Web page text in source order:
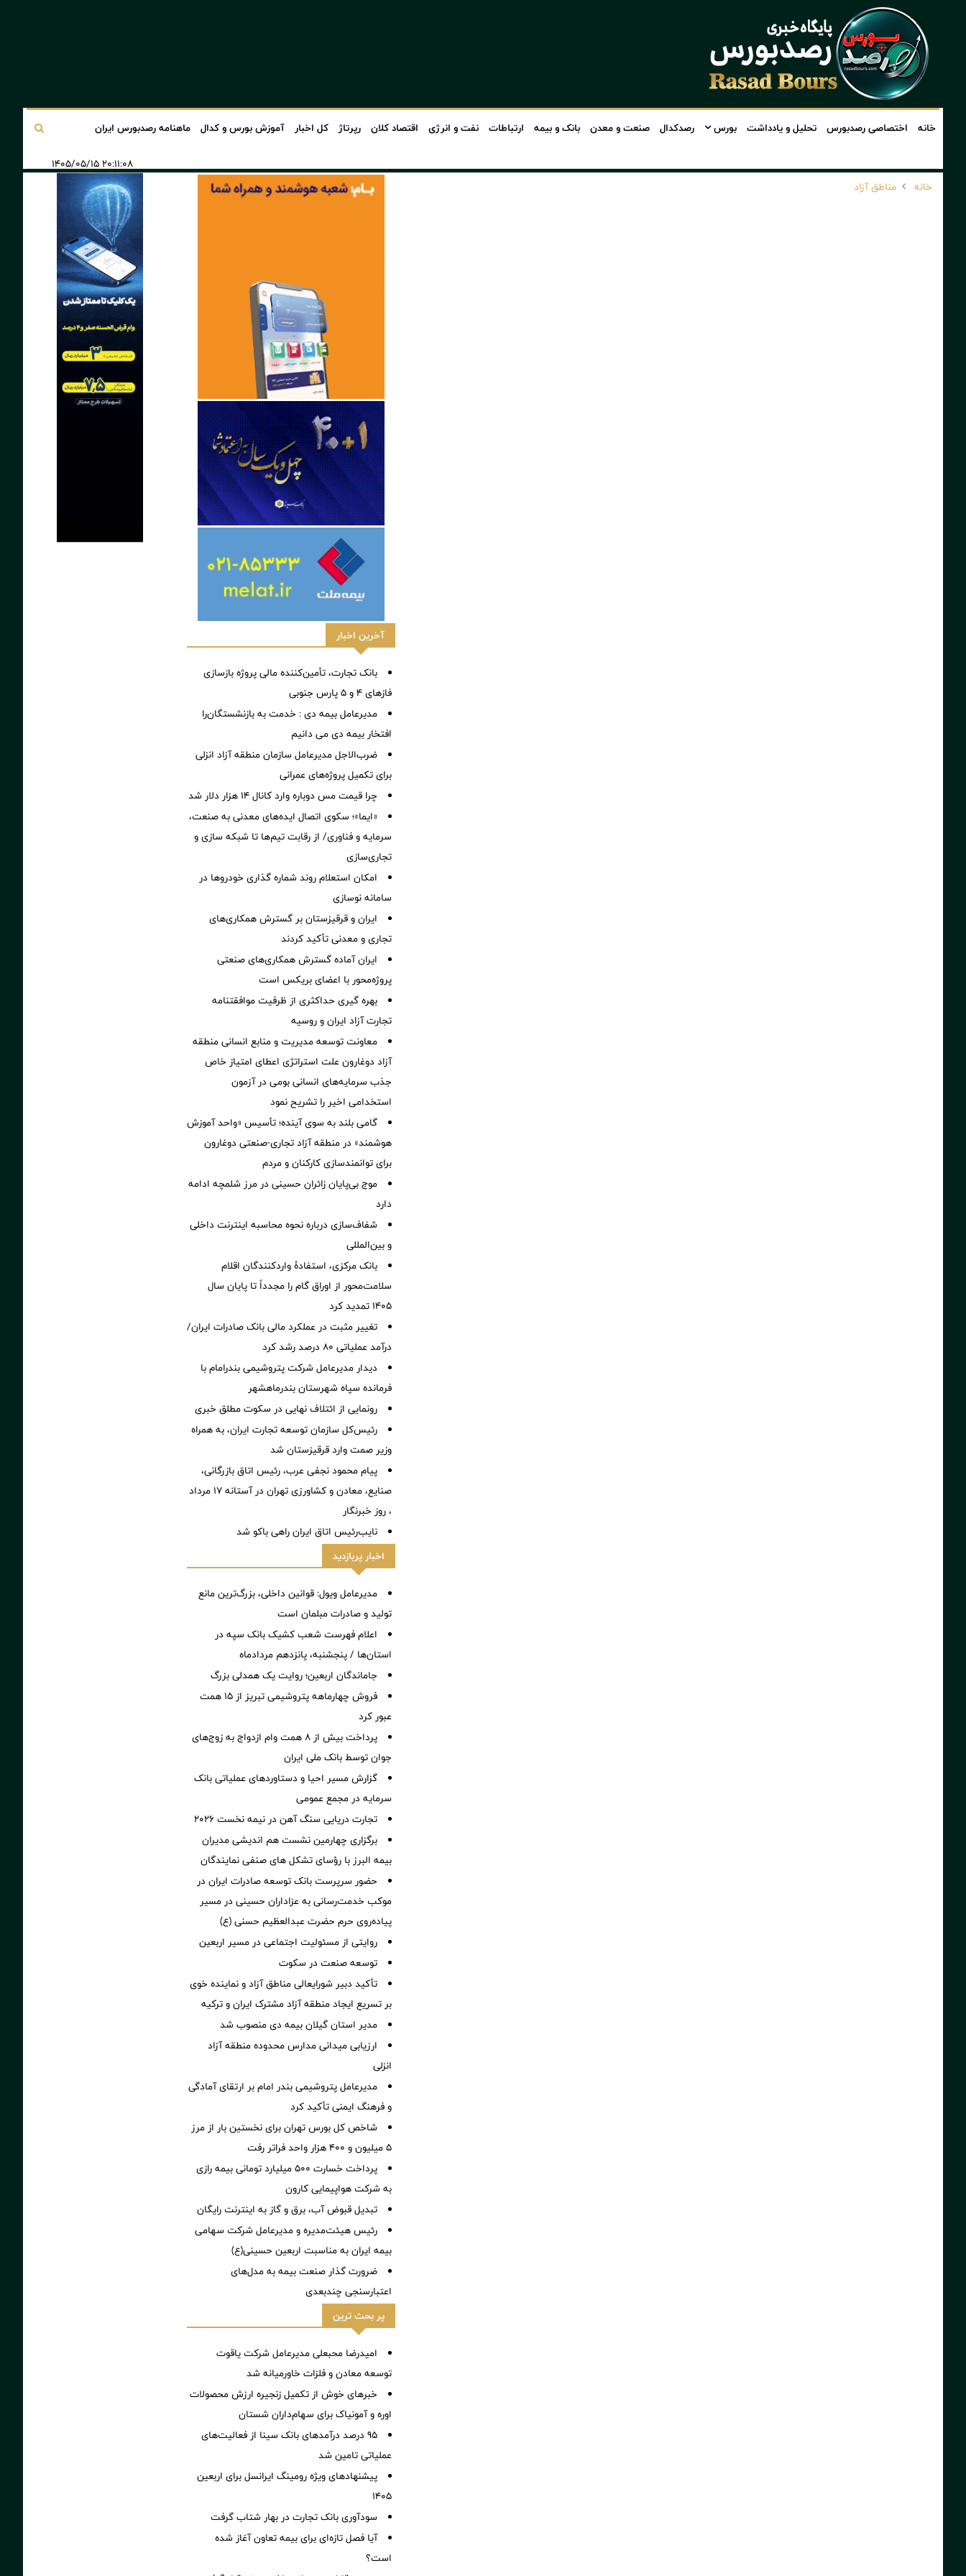
خانه اختصاصی رصدبورس تحلیل و یادداشت بورس رصدکدال صنعت و معدن بانک و بیمه ارتباطات نفت و انرژی اقتصاد کلان رپرتاژ کل اخبار آموزش بورس و کدال ماهنامه رصدبورس ایران
۲۰:۱۱:۰۸ ۱۴۰۵/۰۵/۱۵
خانه
مناطق آزاد
آخرین اخبار
بانک تجارت، تأمین‌کننده مالی پروژه بازسازی
فازهای ۴ و ۵ پارس جنوبی
مدیرعامل بیمه دی : خدمت به بازنشستگان‌را
افتخار بیمه دی می دانیم
ضرب‌الاجل مدیرعامل سازمان منطقه آزاد انزلی
برای تكمیل پروژه‌های عمرانی
چرا قیمت مس دوباره وارد کانال ۱۴ هزار دلار شد
«ایما»؛ سکوی اتصال ایده‌های معدنی به صنعت،
سرمایه و فناوری/ از رقابت تیم‌ها تا شبکه سازی و
تجاری‌سازی
امکان استعلام روند شماره گذاری خودروها در
سامانه نوسازی
ایران و قرقیزستان بر گسترش همکاری‌های
تجاری و معدنی تأکید کردند
ایران آماده گسترش همکاری‌های صنعتی
پروژه‌محور با اعضای بریکس است
بهره گیری حداکثری از ظرفیت موافقتنامه
تجارت آزاد ایران و روسیه
معاونت توسعه مدیریت و منابع انسانی منطقه
آزاد دوغارون علت استراتژی اعطای امتیاز خاص
جذب سرمایه‌های انسانی بومی در آزمون
استخدامی اخیر را تشریح نمود
گامی بلند به سوی آینده؛ تأسیس «واحد آموزش
هوشمند» در منطقه آزاد تجاری-صنعتی دوغارون
برای توانمندسازی کارکنان و مردم
موج بی‌پایان زائران حسینی در مرز شلمچه ادامه
دارد
شفاف‌سازی درباره نحوه محاسبه اینترنت داخلی
و بین‌المللی
بانک مرکزی، استفادۀ واردکنندگان اقلام
سلامت‌محور از اوراق گام را مجدداً تا پایان سال
۱۴۰۵ تمدید کرد
تغییر مثبت در عملکرد مالی بانک صادرات ایران/
درآمد عملیاتی 80 درصد رشد کرد
دیدار مدیرعامل شرکت پتروشیمی بندرامام با
فرمانده سپاه شهرستان بندرماهشهر
رونمایی از ائتلاف‌ نهایی در سکوت مطلق خبری
رئیس‌کل سازمان توسعه تجارت ایران، به همراه
وزیر صمت وارد قرقیزستان شد
پیام محمود نجفی عرب، رئیس اتاق بازرگانی،
صنایع، معادن و کشاورزی تهران در آستانه 17 مرداد
، روز خبرنگار
نایب‌رئیس اتاق ایران راهی باکو شد
اخبار پربازدید
مدیرعامل ویول: قوانین داخلی، بزرگ‌ترین مانع
تولید و صادرات مبلمان است
اعلام فهرست شعب کشیک بانک سپه در
استان‌ها / پنجشنبه، پانزدهم مردادماه
جاماندگان اربعین؛ روایت یک همدلی بزرگ
فروش چهارماهه پتروشیمی تبریز از ۱۵ همت
عبور کرد
پرداخت بیش از ۸ همت وام ازدواج به زوج‌های
جوان توسط بانک ملی ایران
گزارش مسیر احیا و دستاوردهای عملیاتی بانک
سرمایه در مجمع عمومی
تجارت دریایی سنگ آهن در نیمه نخست ۲۰۲۶
برگزاری چهارمین نشست هم اندیشی مدیران
بیمه البرز با رؤسای تشکل های صنفی نمایندگان
حضور سرپرست بانک توسعه صادرات ایران در
موکب خدمت‌رسانی به عزاداران حسینی در مسیر
پیاده‌روی حرم حضرت عبدالعظیم حسنی (ع)
روایتی از مسئولیت اجتماعی در مسیر اربعین
توسعه صنعت در سکوت
تأکید دبیر شورایعالی مناطق آزاد و نماینده خوی
بر تسریع ایجاد منطقه آزاد مشترک ایران و ترکیه
مدیر استان گیلان بیمه دی منصوب شد
ارزیابی میدانی مدارس محدوده منطقه آزاد
انزلی
مدیرعامل پتروشیمی بندر امام بر ارتقای آمادگی
و فرهنگ ایمنی تأکید کرد
شاخص کل بورس تهران برای نخستین بار از مرز
۵ میلیون و ۴۰۰ هزار واحد فراتر رفت
پرداخت خسارت ۵۰۰ میلیارد تومانی بیمه رازی
به شرکت هواپیمایی کارون
تبدیل قبوض آب، برق و گاز به اینترنت رایگان
رئیس هیئت‌مدیره و مدیرعامل شرکت سهامی
بیمه ایران به مناسبت اربعین حسینی(ع)
ضرورت گذار صنعت بیمه به مدل‌های
اعتبارسنجی چندبعدی
پر بحث ترین
امیدرضا محبعلی مدیرعامل شرکت یاقوت
توسعه معادن و فلزات خاورمیانه شد
خبرهای خوش از تکمیل زنجیره ارزش محصولات
اوره و آمونیاک برای سهام‌داران شستان
95 درصد درآمدهای بانک سینا از فعالیت‌های
عملیاتی تامین شد
پیشنهادهای ویژه رومینگ ایرانسل برای اربعین
۱۴۰۵
سودآوری بانک تجارت در بهار شتاب گرفت
آیا فصل تازه‌ای برای بیمه تعاون آغاز شده
است؟